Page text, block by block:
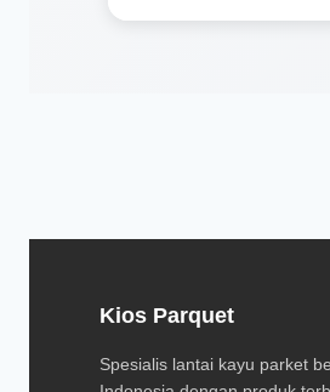
Kios Parquet
Spesialis lantai kayu parket